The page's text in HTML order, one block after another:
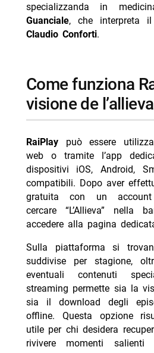
specializzanda in
Guanciale, che interpreta
Claudio Conforti.
come funziona RaiPlay per la
visione de l’allieva
RaiPlaypuò essere
web o tramite l’app
dispositivi iOS, Android,
compatibili. Dopo aver
gratuita con un account
cercare “L’Allieva” nella
accedere alla pagina
Sulla piattaforma si
suddivise per stagione,
eventuali contenuti
streaming permette sia la
sia il download degli
offline. Questa opzione
utile per chi desidera
rivivere momenti